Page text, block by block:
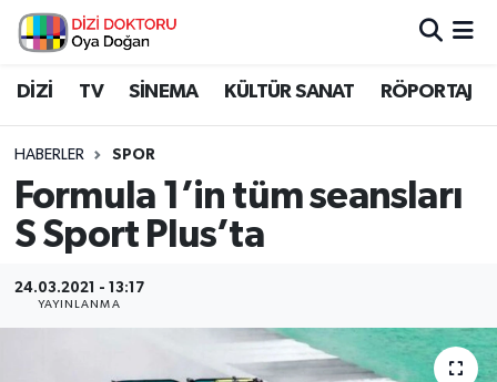
DİZİ TV SİNEMA KÜLTÜR SANAT RÖPORTAJ
HABERLER SPOR
Formula 1’in tüm seansları
S Sport Plus’ta
24.03.2021 - 13:17
YAYINLANMA
İstanbul Nöbetçi Eczaneler
İstanbul Namaz Vakitleri
İstanbul Trafik Yoğunluk Haritası
Süper Lig Puan Durumu ve Fikstür